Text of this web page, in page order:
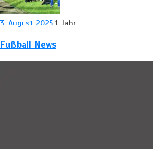
3. August 2025 1 Jahr
Fußball News